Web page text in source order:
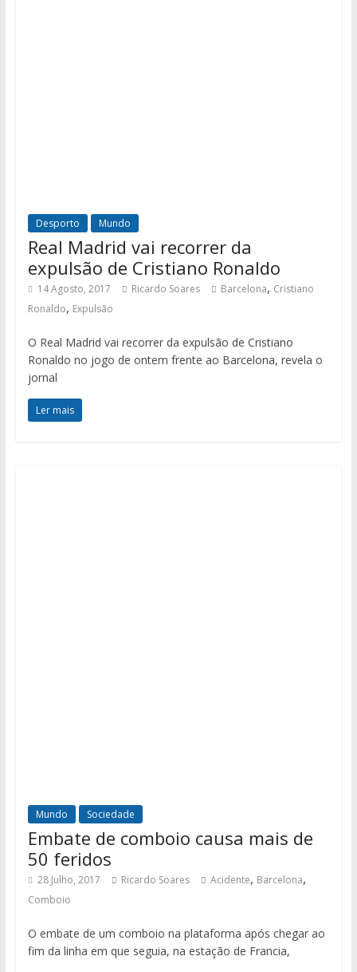
Desporto Mundo
Real Madrid vai recorrer da
expulsão de Cristiano Ronaldo
14 Agosto, 2017 Ricardo Soares Barcelona, Cristiano
Ronaldo, Expulsão
O Real Madrid vai recorrer da expulsão de Cristiano
Ronaldo no jogo de ontem frente ao Barcelona, revela o
jornal
Ler mais
Mundo Sociedade
Embate de comboio causa mais de
50 feridos
28 Julho, 2017 Ricardo Soares Acidente, Barcelona,
Comboio
O embate de um comboio na plataforma após chegar ao
fim da linha em que seguia, na estação de Francia,